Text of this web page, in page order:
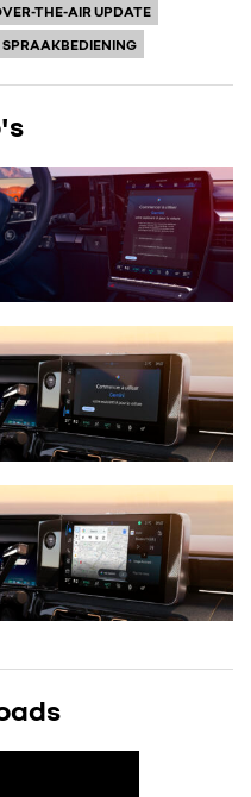
THE-AIR UPDATE
SPRAAKBEDIENING